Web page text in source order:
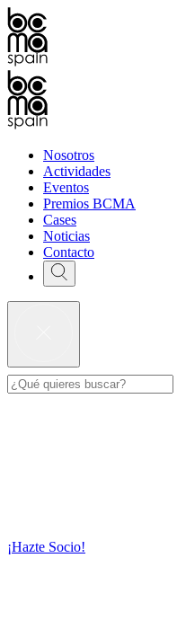
Nosotros
Actividades
Eventos
Premios BCMA
Cases
Noticias
Contacto
¡Hazte Socio!